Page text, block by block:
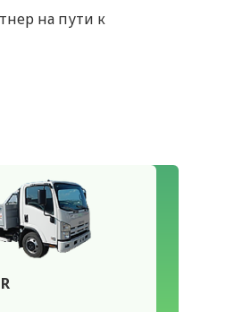
на пути к